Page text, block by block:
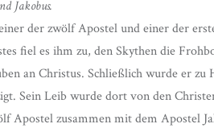
Jakobus.
der zwölf Apostel und einer der
fiel es ihm zu, den Skythen die
an Christus. Schließlich wurde er
Sein Leib wurde dort von den
Apostel zusammen mit dem Apostel